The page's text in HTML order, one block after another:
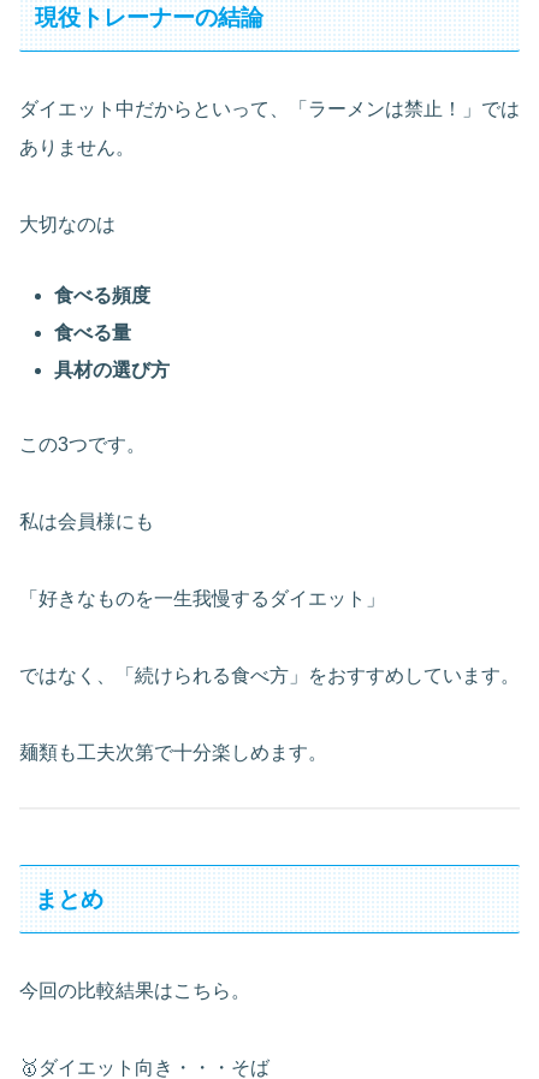
現役トレーナーの結論
ダイエット中だからといって、「ラーメンは禁止！」では
ありません。
大切なのは
食べる頻度
食べる量
具材の選び方
この3つです。
私は会員様にも
「好きなものを一生我慢するダイエット」
ではなく、「続けられる食べ方」をおすすめしています。
麺類も工夫次第で十分楽しめます。
まとめ
今回の比較結果はこちら。
🥇ダイエット向き・・・そば